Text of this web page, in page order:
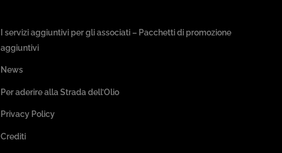
I servizi aggiuntivi per gli associati – Pacchetti di promozione
aggiuntivi
News
Per aderire alla Strada dell’Olio
Privacy Policy
Crediti